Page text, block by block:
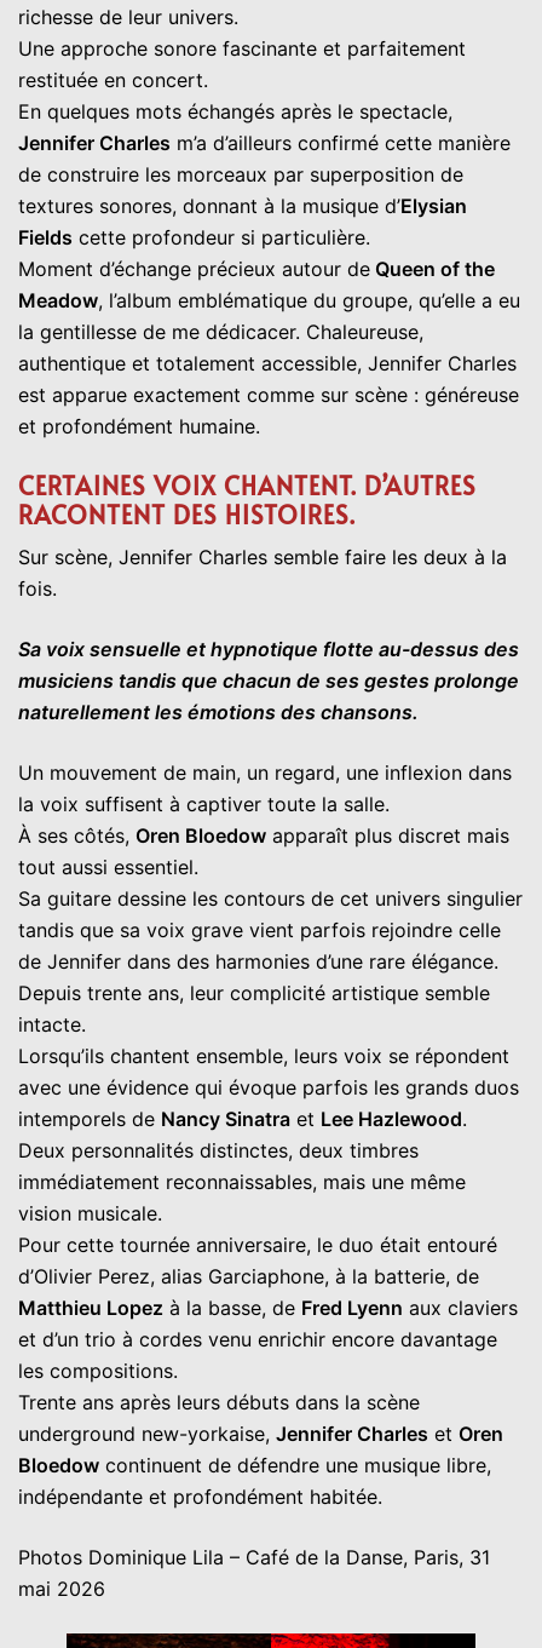
richesse de leur univers.
Une approche sonore fascinante et parfaitement
restituée en concert.
En quelques mots échangés après le spectacle,
Jennifer Charles m’a d’ailleurs confirmé cette manière
de construire les morceaux par superposition de
textures sonores, donnant à la musique d’Elysian
Fields cette profondeur si particulière.
Moment d’échange précieux autour de Queen of the
Meadow, l’album emblématique du groupe, qu’elle a eu
la gentillesse de me dédicacer. Chaleureuse,
authentique et totalement accessible, Jennifer Charles
est apparue exactement comme sur scène : généreuse
et profondément humaine.
CERTAINES VOIX CHANTENT. D’AUTRES
RACONTENT DES HISTOIRES.
Sur scène, Jennifer Charles semble faire les deux à la
fois.
Sa voix sensuelle et hypnotique flotte au-dessus des
musiciens tandis que chacun de ses gestes prolonge
naturellement les émotions des chansons.
Un mouvement de main, un regard, une inflexion dans
la voix suffisent à captiver toute la salle.
À ses côtés, Oren Bloedow apparaît plus discret mais
tout aussi essentiel.
Sa guitare dessine les contours de cet univers singulier
tandis que sa voix grave vient parfois rejoindre celle
de Jennifer dans des harmonies d’une rare élégance.
Depuis trente ans, leur complicité artistique semble
intacte.
Lorsqu’ils chantent ensemble, leurs voix se répondent
avec une évidence qui évoque parfois les grands duos
intemporels de Nancy Sinatra et Lee Hazlewood.
Deux personnalités distinctes, deux timbres
immédiatement reconnaissables, mais une même
vision musicale.
Pour cette tournée anniversaire, le duo était entouré
d’Olivier Perez, alias Garciaphone, à la batterie, de
Matthieu Lopez à la basse, de Fred Lyenn aux claviers
et d’un trio à cordes venu enrichir encore davantage
les compositions.
Trente ans après leurs débuts dans la scène
underground new-yorkaise, Jennifer Charles et Oren
Bloedow continuent de défendre une musique libre,
indépendante et profondément habitée.
Photos Dominique Lila – Café de la Danse, Paris, 31
mai 2026